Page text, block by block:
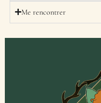
Me rencontrer